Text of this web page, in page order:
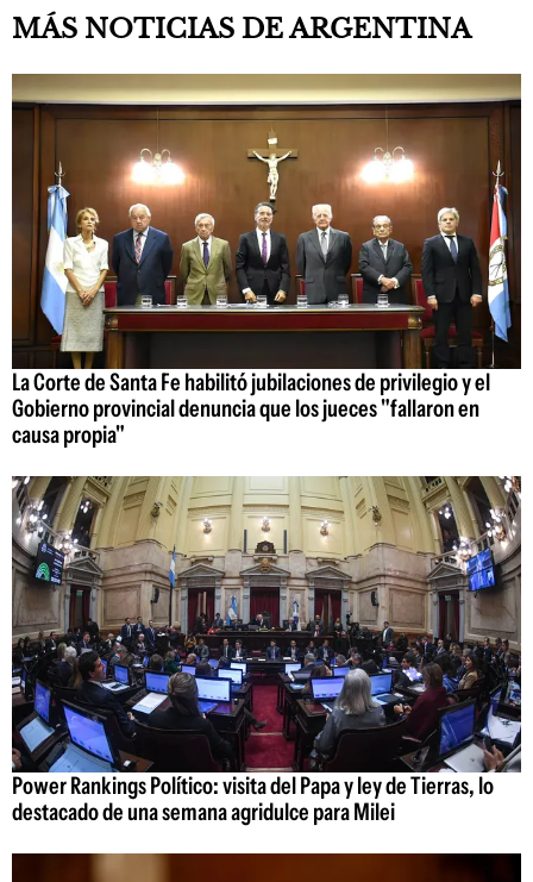
MÁS NOTICIAS DE ARGENTINA
La Corte de Santa Fe habilitó jubilaciones de privilegio y el
Gobierno provincial denuncia que los jueces "fallaron en
causa propia"
Power Rankings Político: visita del Papa y ley de Tierras, lo
destacado de una semana agridulce para Milei